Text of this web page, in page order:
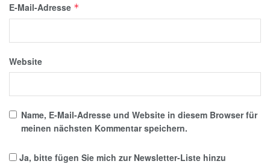
E-Mail-Adresse *
Website
Name, E-Mail-Adresse und Website in diesem Browser für
meinen nächsten Kommentar speichern.
Ja, bitte fügen Sie mich zur Newsletter-Liste hinzu